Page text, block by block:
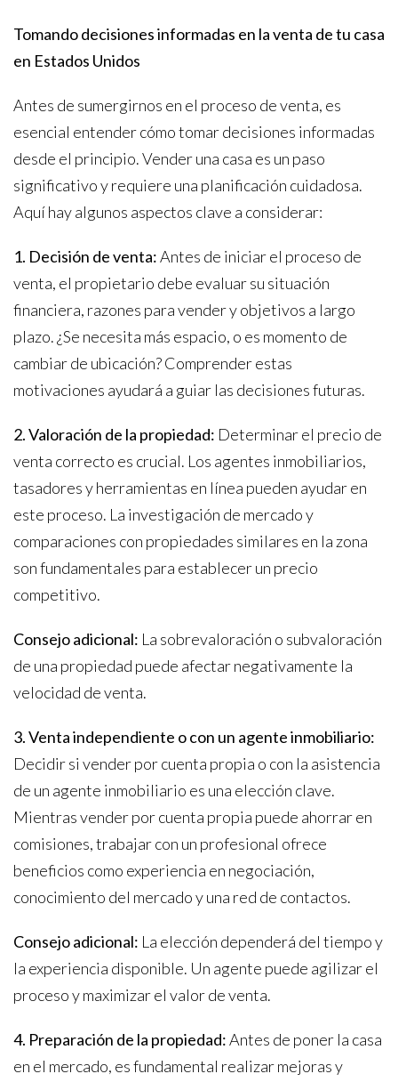
Tomando decisiones informadas en la venta de tu casa
en Estados Unidos
Antes de sumergirnos en el proceso de venta, es
esencial entender cómo tomar decisiones informadas
desde el principio. Vender una casa es un paso
significativo y requiere una planificación cuidadosa.
Aquí hay algunos aspectos clave a considerar:
1. Decisión de venta:Antes de iniciar el proceso de
venta, el propietario debe evaluar su situación
financiera, razones para vender y objetivos a largo
plazo. ¿Se necesita más espacio, o es momento de
cambiar de ubicación? Comprender estas
motivaciones ayudará a guiar las decisiones futuras.
2. Valoración de la propiedad: Determinar el precio de
venta correcto es crucial. Los agentes inmobiliarios,
tasadores y herramientas en línea pueden ayudar en
este proceso. La investigación de mercado y
comparaciones con propiedades similares en la zona
son fundamentales para establecer un precio
competitivo.
Consejo adicional: La sobrevaloración o subvaloración
de una propiedad puede afectar negativamente la
velocidad de venta.
3. Venta independiente o con un agente inmobiliario:
Decidir si vender por cuenta propia o con la asistencia
de un agente inmobiliario es una elección clave.
Mientras vender por cuenta propia puede ahorrar en
comisiones, trabajar con un profesional ofrece
beneficios como experiencia en negociación,
conocimiento del mercado y una red de contactos.
Consejo adicional: La elección dependerá del tiempo y
la experiencia disponible. Un agente puede agilizar el
proceso y maximizar el valor de venta.
4. Preparación de la propiedad:Antes de poner la casa
en el mercado, es fundamental realizar mejoras y